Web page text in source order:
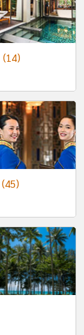
(14)
(45)